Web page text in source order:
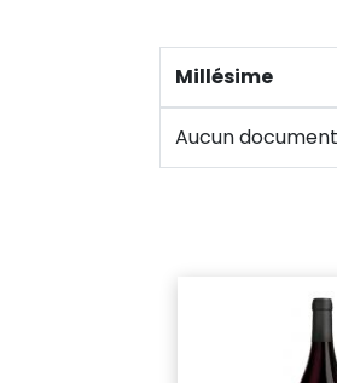
Millésime
Aucun